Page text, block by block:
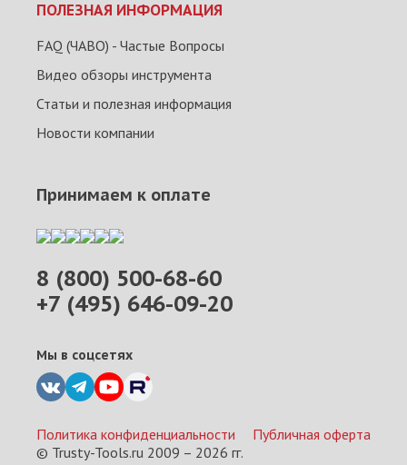
ПОЛЕЗНАЯ ИНФОРМАЦИЯ
FAQ (ЧАВО) - Частые Вопросы
Видео обзоры инструмента
Статьи и полезная информация
Новости компании
8 (800) 500-68-60
+7 (495) 646-09-20
Мы в соцсетях
Принимаем к оплате
Политика конфиденциальности
Публичная оферта
© Trusty-Tools.ru 2009 – 2026 гг.